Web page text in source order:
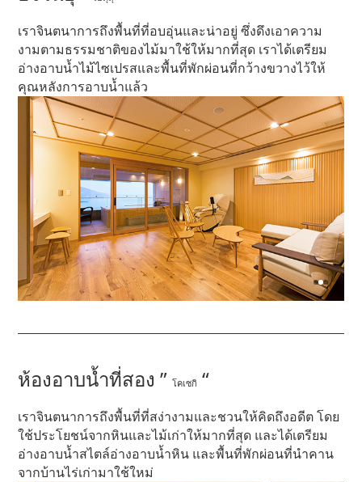
เราจินตนาการถึงพื้นที่ที่อบอุ่นและน่าอยู่ ซึ่งดึงเอาความ
งามตามธรรมชาติของไม้มาใช้ให้มากที่สุด เราได้เตรียม
อ่างอาบน้ำไม้ไซเปรสและพื้นที่พักผ่อนที่กว้างขวางไว้ให้
คุณหลังการอาบน้ำแล้ว
ห้องอาบน้ำที่สอง ”โคเซกิ “
เราจินตนาการถึงพื้นที่ที่สง่างามและชวนให้คิดถึงอดีต โดย
ใช้ประโยชน์จากหินและไม้เก่าให้มากที่สุด และได้เตรียม
อ่างอาบน้ำสไตล์อ่างอาบน้ำหิน และพื้นที่พักผ่อนที่นำคาน
จากบ้านไร่เก่ามาใช้ใหม่